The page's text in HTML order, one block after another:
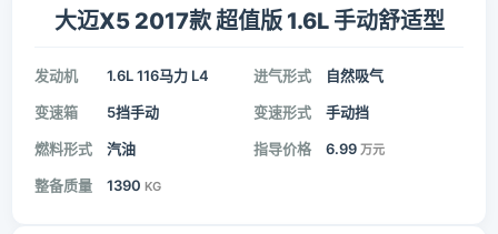
大迈X5 2017款 超值版 1.6L 手动舒适型
发动机 1.6L 116马力 L4 进气形式 自然吸气
变速箱 5挡手动 变速形式 手动挡
燃料形式 汽油 指导价格 6.99 万元
整备质量 1390 KG